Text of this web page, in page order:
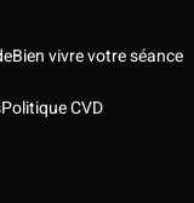
Bien vivre votre séance
Politique CVD